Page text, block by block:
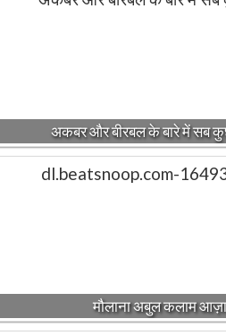
अकबर और बीरबल के बारे में सब
मौलाना अबुल कलाम